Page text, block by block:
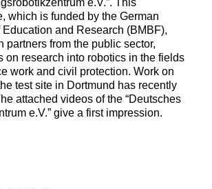
e.V.”. This
, which is funded by the German
and Research (BMBF),
partners fromthe public sector,
on research into robotics in the fields
workand civil protection. Work on
test site in Dortmund hasrecently
attached videos of the “Deutsches
e.V.” givea first impression.